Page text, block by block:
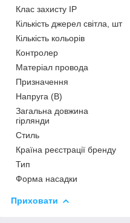
Клас захисту IP
Кількість джерел світла, шт
Кількість кольорів
Контролер
Матеріал провода
Призначення
Напруга (В)
Загальна довжина
гірлянди
Стиль
Країна реєстрації бренду
Тип
Форма насадки
Приховати